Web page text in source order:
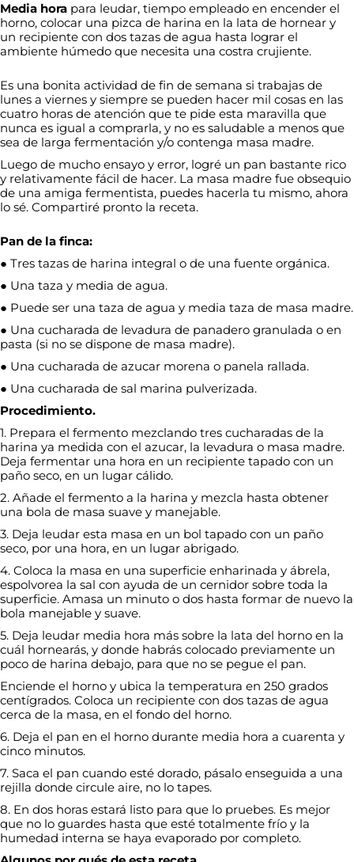
Media hora para leudar, tiempo empleado en encender el
horno, colocar una pizca de harina en la lata de hornear y
un recipiente con dos tazas de agua hasta lograr el
ambiente húmedo que necesita una costra crujiente.
Es una bonita actividad de fin de semana si trabajas de
lunes a viernes y siempre se pueden hacer mil cosas en las
cuatro horas de atención que te pide esta maravilla que
nunca es igual a comprarla, y no es saludable a menos que
sea de larga fermentación y/o contenga masa madre.
Luego de mucho ensayo y error, logré un pan bastante rico
y relativamente fácil de hacer. La masa madre fue obsequio
de una amiga fermentista, puedes hacerla tu mismo, ahora
lo sé. Compartiré pronto la receta.
Pan de la finca:
● Tres tazas de harina integral o de una fuente orgánica.
● Una taza y media de agua.
● Puede ser una taza de agua y media taza de masa madre.
● Una cucharada de levadura de panadero granulada o en
pasta (si no se dispone de masa madre).
● Una cucharada de azucar morena o panela rallada.
● Una cucharada de sal marina pulverizada.
Procedimiento.
1. Prepara el fermento mezclando tres cucharadas de la
harina ya medida con el azucar, la levadura o masa madre.
Deja fermentar una hora en un recipiente tapado con un
paño seco, en un lugar cálido.
2. Añade el fermento a la harina y mezcla hasta obtener
una bola de masa suave y manejable.
3. Deja leudar esta masa en un bol tapado con un paño
seco, por una hora, en un lugar abrigado.
4. Coloca la masa en una superficie enharinada y ábrela,
espolvorea la sal con ayuda de un cernidor sobre toda la
superficie. Amasa un minuto o dos hasta formar de nuevo la
bola manejable y suave.
5. Deja leudar media hora más sobre la lata del horno en la
cuál hornearás, y donde habrás colocado previamente un
poco de harina debajo, para que no se pegue el pan.
Enciende el horno y ubica la temperatura en 250 grados
centígrados. Coloca un recipiente con dos tazas de agua
cerca de la masa, en el fondo del horno.
6. Deja el pan en el horno durante media hora a cuarenta y
cinco minutos.
7. Saca el pan cuando esté dorado, pásalo enseguida a una
rejilla donde circule aire, no lo tapes.
8. En dos horas estará listo para que lo pruebes. Es mejor
que no lo guardes hasta que esté totalmente frío y la
humedad interna se haya evaporado por completo.